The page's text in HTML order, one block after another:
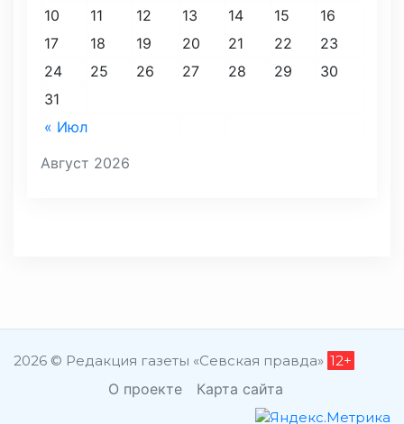
Август 2026
« Июл
10
11 12 13 14 15
16
17
18 19 20 21 22
23
24
25 26 27 28 29
30
31
2026 © Редакция газеты «Севская правда» 12+
О проекте Карта сайта